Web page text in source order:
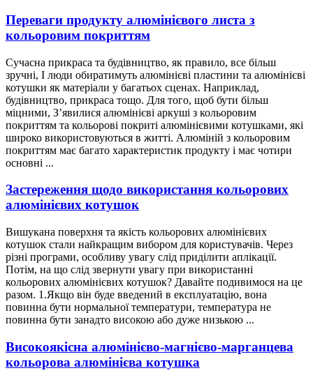
Переваги продукту алюмінієвого листа з
кольоровим покриттям
Сучасна прикраса та будівництво, як правило, все більш
зручні, І люди обиратимуть алюмінієві пластини та алюмінієві
котушки як матеріали у багатьох сценах. Наприклад,
будівництво, прикраса тощо. Для того, щоб бути більш
міцними, З’явилися алюмінієві аркуші з кольоровим
покриттям та кольорові покриті алюмінієвими котушками, які
широко використовуються в житті. Алюміній з кольоровим
покриттям має багато характеристик продукту і має чотири
основні ...
Застереження щодо використання кольорових
алюмінієвих котушок
Вишукана поверхня та якість кольорових алюмінієвих
котушок стали найкращим вибором для користувачів. Через
різні програми, особливу увагу слід приділити аплікації.
Потім, на що слід звернути увагу при використанні
кольорових алюмінієвих котушок? Давайте подивимося на це
разом. 1.Якщо він буде введений в експлуатацію, вона
повинна бути нормальної температури, температура не
повинна бути занадто високою або дуже низькою ...
Високоякісна алюмінієво-магнієво-марганцева
кольорова алюмінієва котушка